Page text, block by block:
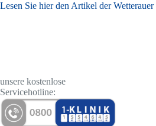
Lesen Sie hier den Artikel der
unsere kostenlose
Servicehotline: